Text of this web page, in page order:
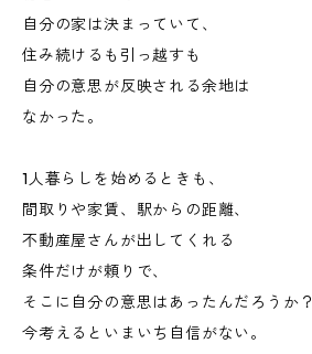
自分の家は決まっていて、
住み続けるも引っ越すも
自分の意思が反映される余地は
なかった。
1人暮らしを始めるときも、
間取りや家賃、駅からの距離、
不動産屋さんが出してくれる
条件だけが頼りで、
そこに自分の意思はあったんだろうか？
今考えるといまいち自信がない。